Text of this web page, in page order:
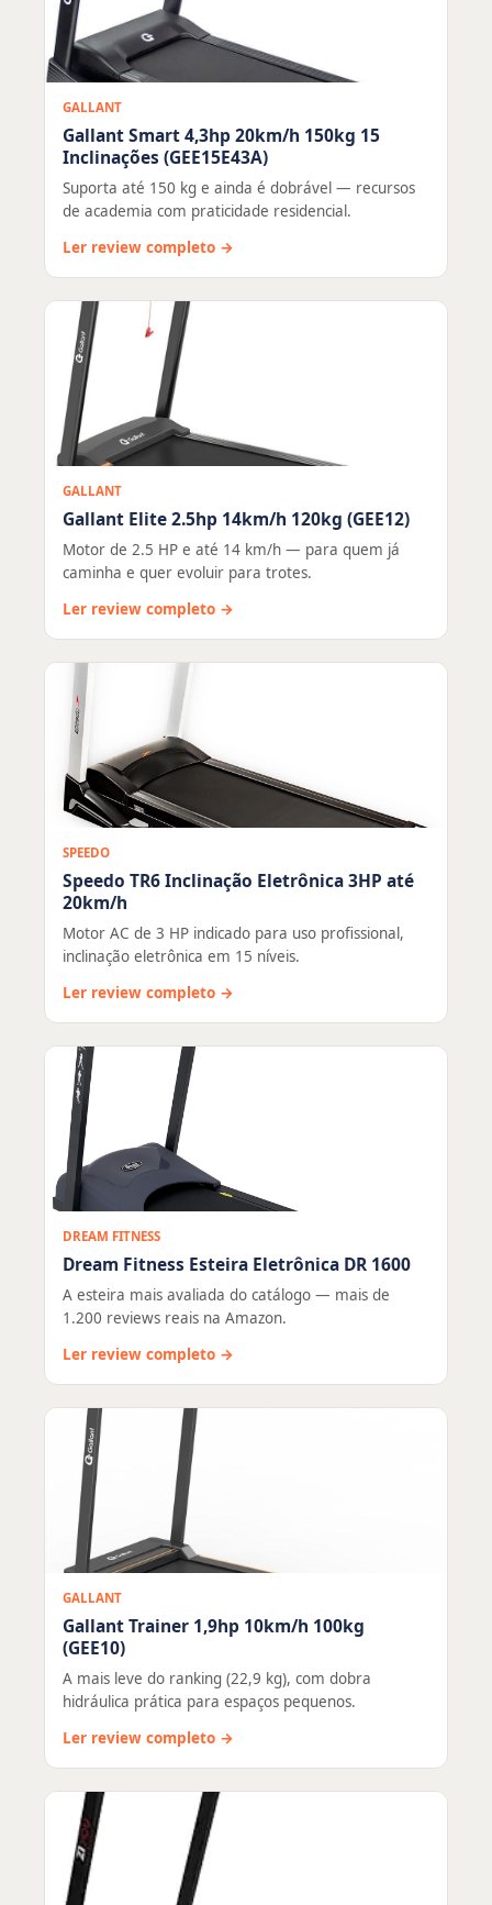
GALLANT
Gallant Smart 4,3hp 20km/h 150kg 15
Inclinações (GEE15E43A)
Suporta até 150 kg e ainda é dobrável — recursos
de academia com praticidade residencial.
Ler review completo →
GALLANT
Gallant Elite 2.5hp 14km/h 120kg (GEE12)
Motor de 2.5 HP e até 14 km/h — para quem já
caminha e quer evoluir para trotes.
Ler review completo →
SPEEDO
Speedo TR6 Inclinação Eletrônica 3HP até
20km/h
Motor AC de 3 HP indicado para uso profissional,
inclinação eletrônica em 15 níveis.
Ler review completo →
DREAM FITNESS
Dream Fitness Esteira Eletrônica DR 1600
A esteira mais avaliada do catálogo — mais de
1.200 reviews reais na Amazon.
Ler review completo →
GALLANT
Gallant Trainer 1,9hp 10km/h 100kg
(GEE10)
A mais leve do ranking (22,9 kg), com dobra
hidráulica prática para espaços pequenos.
Ler review completo →